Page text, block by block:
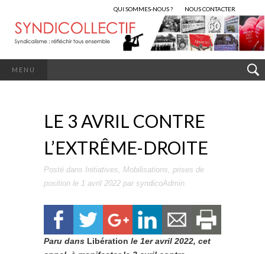
QUI SOMMES-NOUS ? NOUS CONTACTER
MENU
LE 3 AVRIL CONTRE
L’EXTRÊME-DROITE
Posté dans Initiatives, Mobilisations, prises de
position le 1 avril 2022 par syndicoAdmin.
Paru dans Libération le 1er avril 2022, cet